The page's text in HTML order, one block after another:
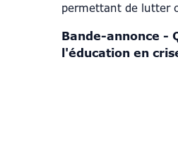
permettant de lutter
Bande-annonce -
l'éducation en